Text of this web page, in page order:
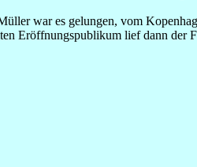
war es gelungen, vom
Eröffnungspublikum lief dann